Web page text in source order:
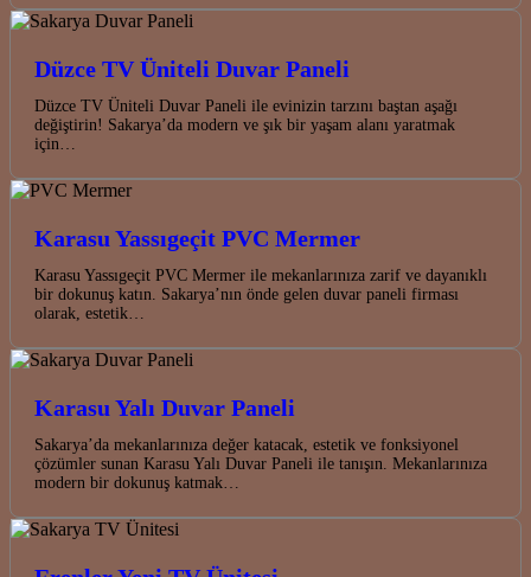
Düzce TV Üniteli Duvar Paneli
Düzce TV Üniteli Duvar Paneli ile evinizin tarzını baştan aşağı
değiştirin! Sakarya’da modern ve şık bir yaşam alanı yaratmak
için…
Karasu Yassıgeçit PVC Mermer
Karasu Yassıgeçit PVC Mermer ile mekanlarınıza zarif ve dayanıklı
bir dokunuş katın. Sakarya’nın önde gelen duvar paneli firması
olarak, estetik…
Karasu Yalı Duvar Paneli
Sakarya’da mekanlarınıza değer katacak, estetik ve fonksiyonel
çözümler sunan Karasu Yalı Duvar Paneli ile tanışın. Mekanlarınıza
modern bir dokunuş katmak…